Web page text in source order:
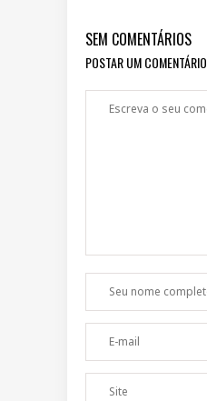
SEM COMENTÁRIOS
POSTAR UM COMENTÁRIO